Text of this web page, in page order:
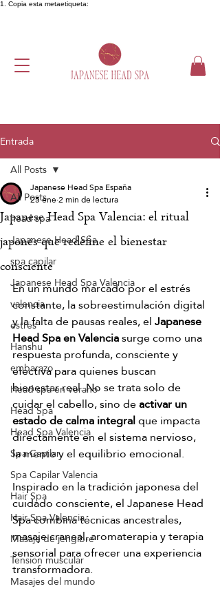
1. Copia esta metaetiqueta:
Entrada
All Posts
head spa
Japanese Head Spa
spa capilar
Japanese Head Spa Valencia
valencia
estrés
Hanshu
embarazo
Head spa en verano
Head Spa
Head Spa Valencia
Spa Capilar
Spa Capilar Valencia
Hair Spa
Hair Spa Valencia
Masaje de jengibre
Tensión muscular
Masajes del mundo
All Posts
Japanese Head Spa Valencia: el ritual
japonés que redefine el bienestar
consciente
Japanese Head Spa España
25 ene2 min de lectura
En un mundo marcado por el estrés
constante, la sobreestimulación digital
y la falta de pausas reales, el Japanese
Head Spa en Valencia surge como una
respuesta profunda, consciente y
efectiva para quienes buscan
bienestar real. No se trata solo de
cuidar el cabello, sino de activar un
estado de calma integral que impacta
directamente en el sistema nervioso,
la mente y el equilibrio emocional.
Inspirado en la tradición japonesa del
cuidado consciente, el Japanese Head
Spa combina técnicas ancestrales,
masaje craneal, aromaterapia y terapia
sensorial para ofrecer una experiencia
transformadora.